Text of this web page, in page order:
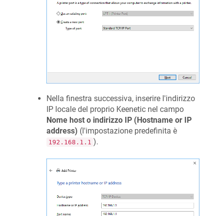
Nella finestra successiva, inserire l'indirizzo
IP locale del proprio Keenetic nel campo
Nome host o indirizzo IP (Hostname or IP
address) (l'impostazione predefinita è
192.168.1.1 ).